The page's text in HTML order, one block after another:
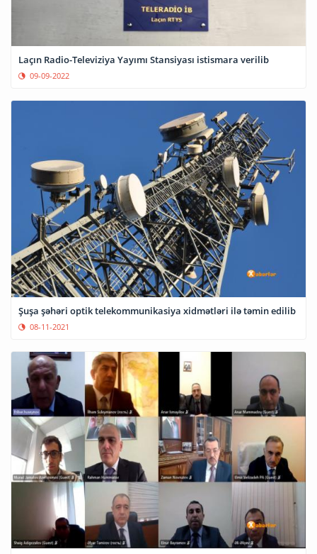
Laçın Radio-Televiziya Yayımı Stansiyası istismara verilib
09-09-2022
Şuşa şəhəri optik telekommunikasiya xidmətləri ilə təmin edilib
08-11-2021